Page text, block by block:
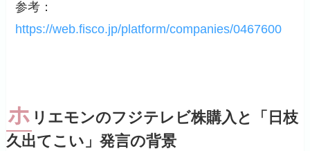
参考：
https://web.fisco.jp/platform/companies/0467600
ホ リエモンのフジテレビ株購入と「日枝
久出てこい」発言の背景